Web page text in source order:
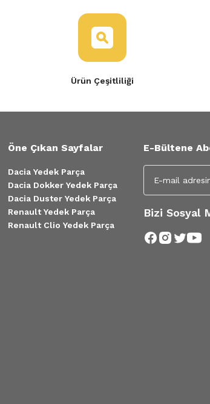
Ürün Çeşitliliği
Öne Çıkan Sayfalar
Dacia Yedek Parça
Dacia Dokker Yedek Parça
Dacia Duster Yedek Parça
Renault Yedek Parça
Renault Clio Yedek Parça
E-Bültene
Bizi Sosyal